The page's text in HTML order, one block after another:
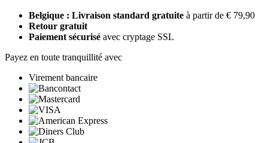
Belgique : Livraison standard gratuite à partir de € 79,90
Retour gratuit
Paiement sécurisé avec cryptage SSL
Payez en toute tranquillité avec
Virement bancaire